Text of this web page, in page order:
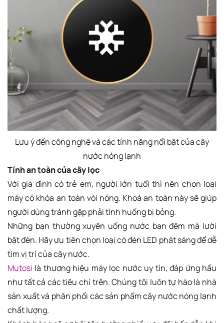
Lưu ý đến công nghệ và các tính năng nổi bật của cây
nước nóng lạnh
Tính an toàn của cây lọc
Với gia đình có trẻ em, người lớn tuổi thì nên chọn loại
máy có khóa an toàn vòi nóng. Khoá an toàn này sẽ giúp
người dùng tránh gặp phải tình huống bị bỏng.
Những bạn thường xuyên uống nước ban đêm mà lười
bật đèn. Hãy ưu tiên chọn loại có đèn LED phát sáng để dễ
tìm vị trí của cây nước.
Mutosi là thương hiệu máy lọc nước uy tín, đáp ứng hầu
như tất cả các tiêu chí trên. Chúng tôi luôn tự hào là nhà
sản xuất và phân phối các sản phẩm cây nước nóng lạnh
chất lượng.